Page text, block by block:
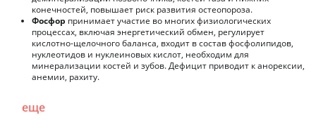
конечностей, повышает риск развития остеопороза.
Фосфор принимает участие во многих физиологических
процессах, включая энергетический обмен, регулирует
кислотно-щелочного баланса, входит в состав фосфолипидов,
нуклеотидов и нуклеиновых кислот, необходим для
минерализации костей и зубов. Дефицит приводит к анорексии,
анемии, рахиту.
еще